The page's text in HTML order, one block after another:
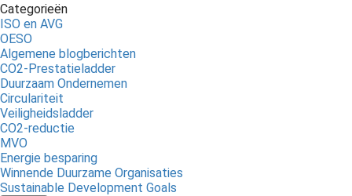
Categorieën
ISO en AVG
OESO
Algemene blogberichten
CO2-Prestatieladder
Duurzaam Ondernemen
Circulariteit
Veiligheidsladder
CO2-reductie
MVO
Energie besparing
Winnende Duurzame Organisaties
Sustainable Development Goals